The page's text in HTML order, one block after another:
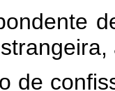
de